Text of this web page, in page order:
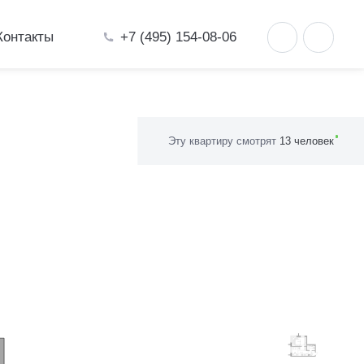
+7 (495) 154-08-06
м²
Эту квартиру смотрят 13 человек